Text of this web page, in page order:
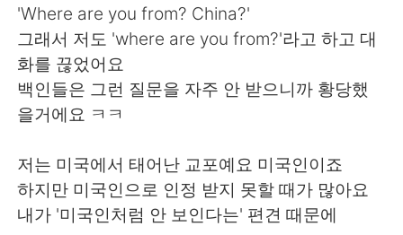
'Where are you from? China?'
그래서 저도 'where are you from?'라고 하고 대
화를 끊었어요
백인들은 그런 질문을 자주 안 받으니까 황당했
을거에요 ㅋㅋ
저는 미국에서 태어난 교포예요 미국인이죠
하지만 미국인으로 인정 받지 못할 때가 많아요
내가 '미국인처럼 안 보인다는' 편견 때문에